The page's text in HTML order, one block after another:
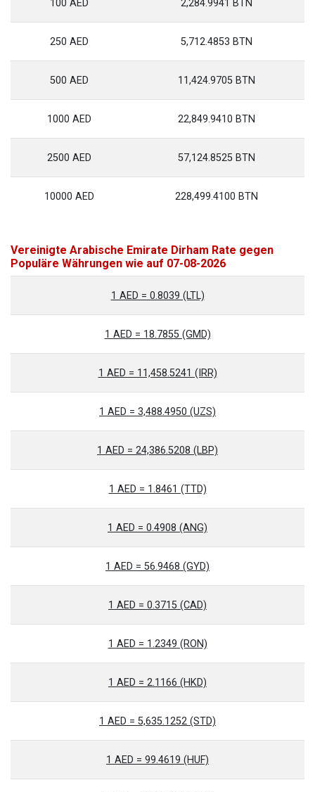
100 AED 2,284.9941 BTN
250 AED 5,712.4853 BTN
500 AED 11,424.9705 BTN
1000 AED 22,849.9410 BTN
2500 AED 57,124.8525 BTN
10000 AED 228,499.4100 BTN
Vereinigte Arabische Emirate Dirham Rate gegen
Populäre Währungen wie auf 07-08-2026
1 AED = 0.8039 (LTL)
1 AED = 18.7855 (GMD)
1 AED = 11,458.5241 (IRR)
1 AED = 3,488.4950 (UZS)
1 AED = 24,386.5208 (LBP)
1 AED = 1.8461 (TTD)
1 AED = 0.4908 (ANG)
1 AED = 56.9468 (GYD)
1 AED = 0.3715 (CAD)
1 AED = 1.2349 (RON)
1 AED = 2.1166 (HKD)
1 AED = 5,635.1252 (STD)
1 AED = 99.4619 (HUF)